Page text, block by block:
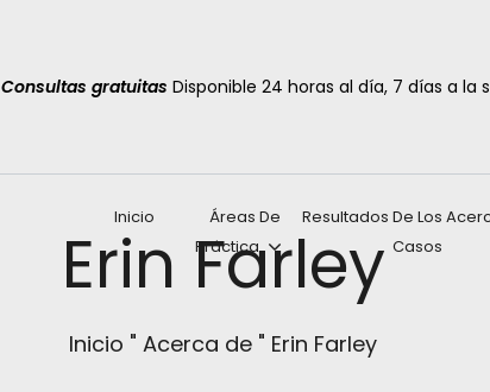
Consultas gratuitas Disponible 24 horas al día, 7 días a la
Inicio
Áreas De
Práctica
Resultados De Los
Casos
Erin Farley
Inicio "Acerca de " Erin Farley